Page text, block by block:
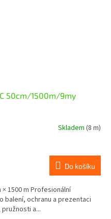
50cm/1500m/9my
Skladem (8 m)
Do košíku
1500 m Profesionální
balení, ochranu a prezentaci
a...